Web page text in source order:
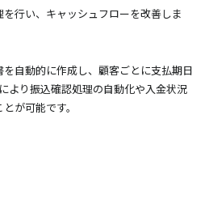
行い、キャッシュフローを改善しま
自動的に作成し、顧客ごとに支払期日
より振込確認処理の自動化や入金状況
が可能です。